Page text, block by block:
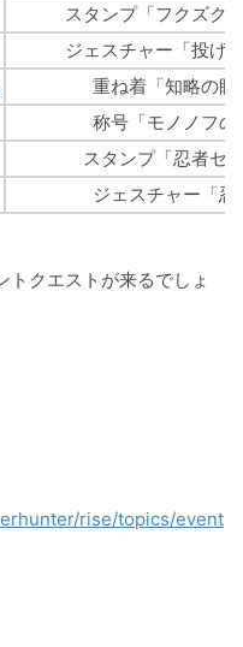
スタンプ「フクズク
ジェスチャー「投げ
重ね着「知略の眼
称号「モノノフの
スタンプ「忍者セ
ジェスチャー「忍
トクエストが来るでしょ
rise/topics/event